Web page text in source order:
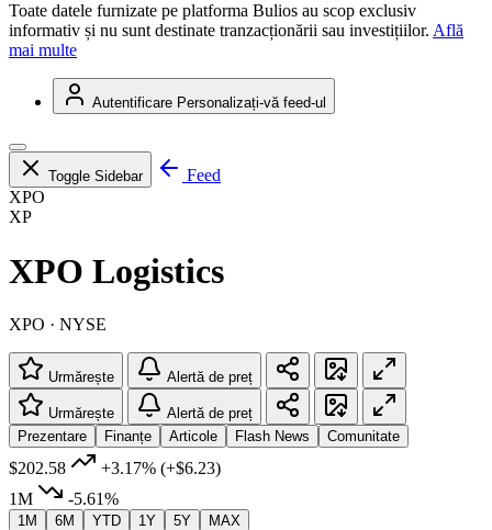
Toate datele furnizate pe platforma Bulios au scop exclusiv
informativ și nu sunt destinate tranzacționării sau investițiilor. Află
mai multe
Autentificare Personalizați-vă feed-ul
Toggle Sidebar
Feed
XPO
XP
XPO Logistics
XPO · NYSE
Urmărește Alertă de preț
Urmărește
Alertă de preț
Prezentare
Finanțe Articole Flash News Comunitate
$202.58 +3.17% (+$6.23)
1M
-5.61%
1M 6M YTD 1Y 5Y MAX